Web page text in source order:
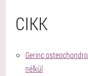
CIKK
Gerinc
nélkül